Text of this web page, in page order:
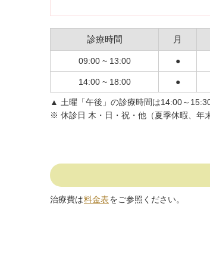
診療時間 月
09:00 ~ 13:00 ●
14:00 ~ 18:00 ●
▲ 土曜「午後」の診療時間は14:00～
※ 休診日 木・日・祝・他（夏季休暇、年
治療費は料金表をご参照ください。